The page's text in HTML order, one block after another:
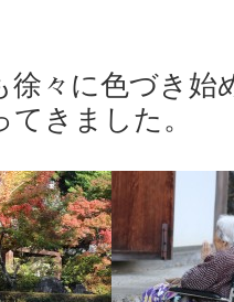
徐々に色づき始
きました。